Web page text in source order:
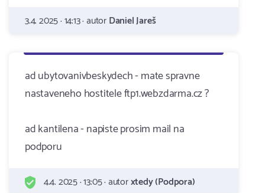
3.4. 2025 · 14:13 · autorDaniel Jareš
ad ubytovanivbeskydech - mate spravne
nastaveneho hostitele ftp1.webzdarma.cz ?
ad kantilena - napiste prosim mail na
podporu
4.4. 2025 · 13:05 · autorxtedy (Podpora)